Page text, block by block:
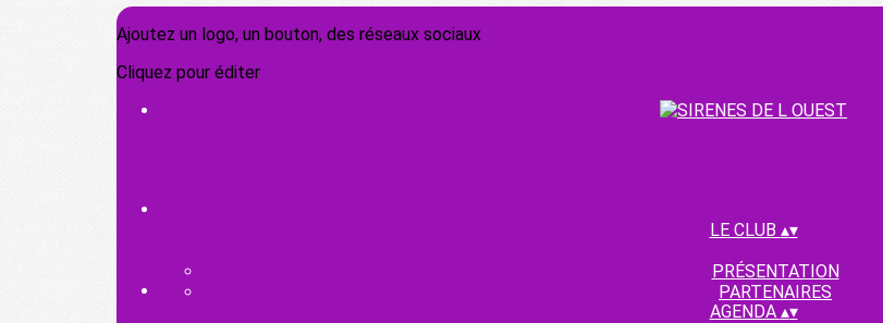
Ajoutez un logo, un bouton, des réseaux sociaux
Cliquez pour éditer
LE CLUB ▴▾
PRÉSENTATION
PARTENAIRES
AGENDA ▴▾